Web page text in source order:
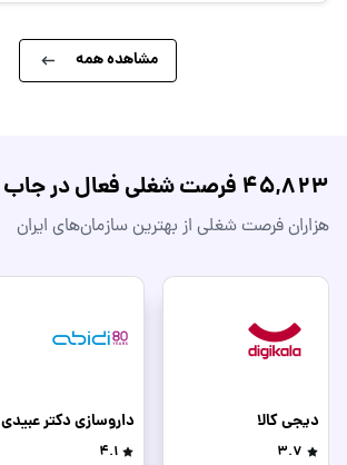
مشاهده همه
45,823 فرصت شغلی فعال در جاب ویژن
هزاران فرصت شغلی از بهترین سازمان‌های ایران
دیجی کالا داروسازی دکتر عبیدی